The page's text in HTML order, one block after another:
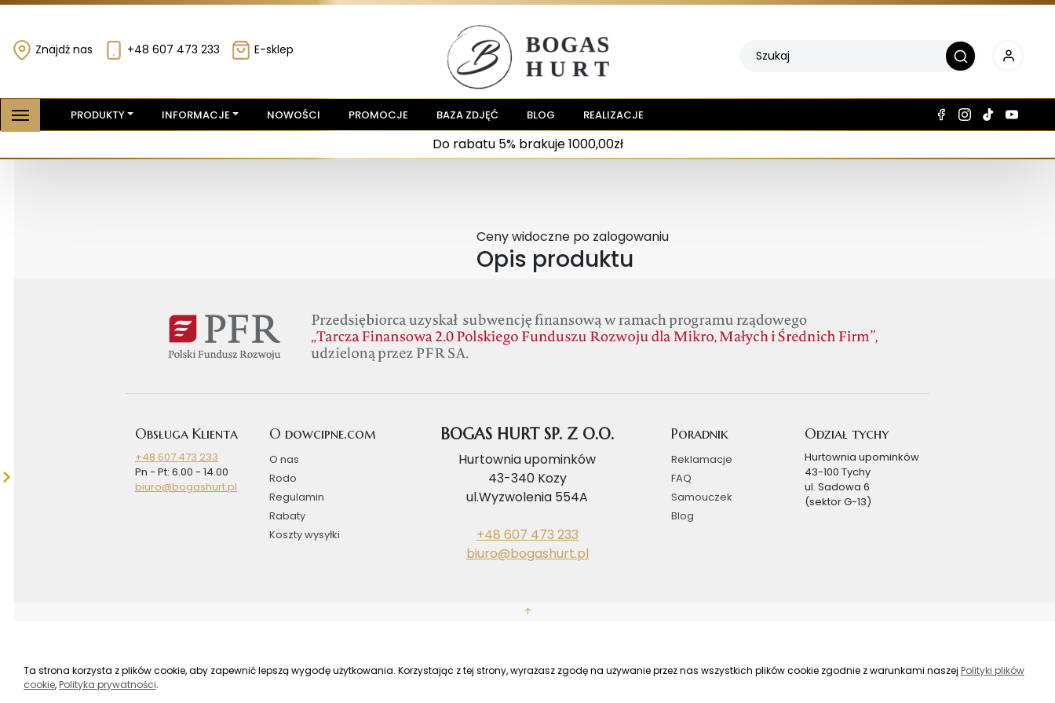
Znajdź nas +48 607 473 233 E-sklep
PRODUKTY INFORMACJE NOWOŚCI PROMOCJE BAZA ZDJĘĆ BLOG REALIZACJE
Do rabatu 5% brakuje 1000,00zł
Ceny widoczne po zalogowaniu
Opis produktu
Obsługa Klienta
+48 607 473 233
Pn - Pt: 6.00 - 14.00
biuro@bogashurt.pl
O dowcipne.com
O nas
Rodo
Regulamin
Rabaty
Koszty wysyłki
BOGAS HURT SP. Z O.O.
Hurtownia upominków
43-340 Kozy
ul.Wyzwolenia 554A
+48 607 473 233
biuro@bogashurt.pl
Poradnik
Reklamacje
FAQ
Samouczek
Blog
Odział tychy
Hurtownia upominków
43-100 Tychy
ul. Sadowa 6
(sektor G-13)
Ta strona korzysta z plików cookie, aby zapewnić lepszą wygodę użytkowania. Korzystając z tej strony, wyrażasz zgodę na używanie przez nas wszystkich plików cookie zgodnie z warunkami naszej Polityki plików
cookie,Polityka prywatności.